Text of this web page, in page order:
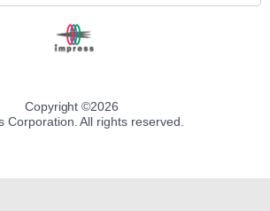
Copyright ©2026
Corporation. All rights reserved.